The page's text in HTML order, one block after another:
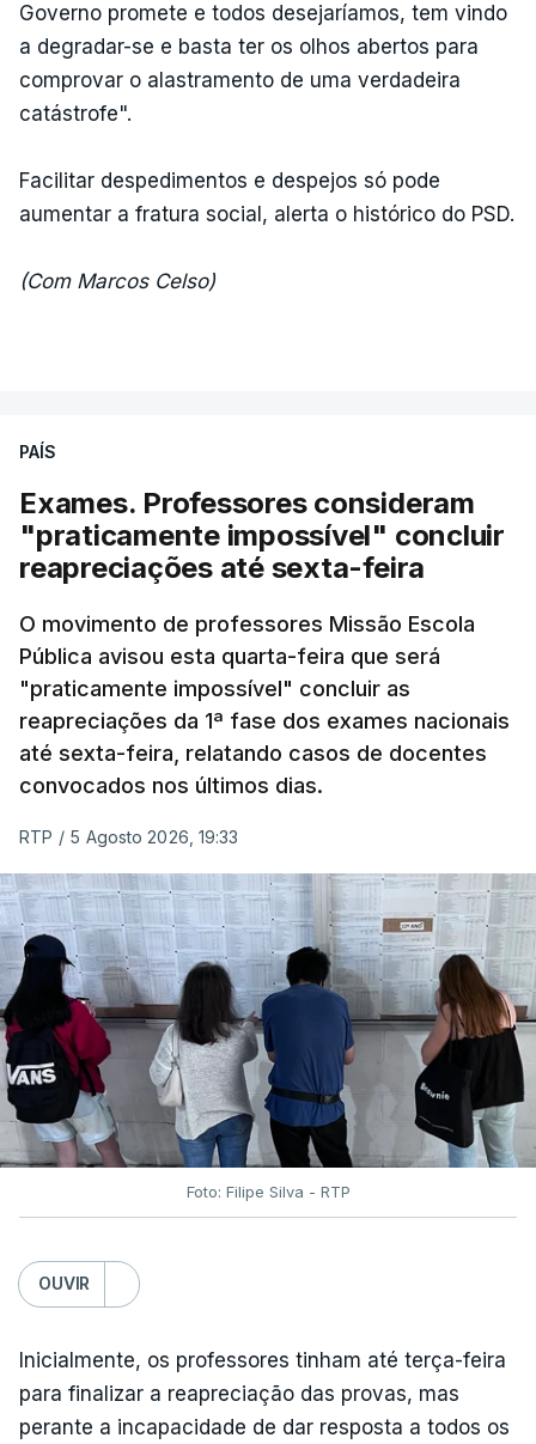
Governo promete e todos desejaríamos, tem vindo
a degradar-se e basta ter os olhos abertos para
comprovar o alastramento de uma verdadeira
catástrofe".
Facilitar despedimentos e despejos só pode
aumentar a fratura social, alerta o histórico do PSD.
(Com Marcos Celso)
PAÍS
Exames. Professores consideram
"praticamente impossível" concluir
reapreciações até sexta-feira
O movimento de professores Missão Escola
Pública avisou esta quarta-feira que será
"praticamente impossível" concluir as
reapreciações da 1ª fase dos exames nacionais
até sexta-feira, relatando casos de docentes
convocados nos últimos dias.
RTP / 5 Agosto 2026, 19:33
Foto: Filipe Silva - RTP
OUVIR
Inicialmente, os professores tinham até terça-feira
para finalizar a reapreciação das provas, mas
perante a incapacidade de dar resposta a todos os